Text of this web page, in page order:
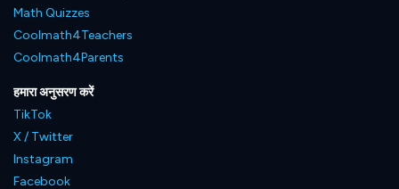
Math Quizzes
Coolmath4Teachers
Coolmath4Parents
हमारा अनुसरण करें
TikTok
X / Twitter
Instagram
Facebook